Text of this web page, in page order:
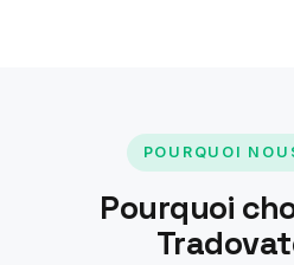
POURQUOI
Pourquoi